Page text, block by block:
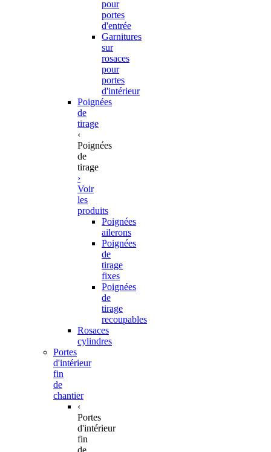
pour
portes
d'entrée
Garnitures
sur
rosaces
pour
portes
d'intérieur
Poignées
de
tirage
‹
Poignées
de
tirage
›
Voir
les
produits
Poignées
ailerons
Poignées
de
tirage
fixes
Poignées
de
tirage
recoupables
Rosaces
cylindres
Portes
d'intérieur
fin
de
chantier
‹
Portes
d'intérieur
fin
de